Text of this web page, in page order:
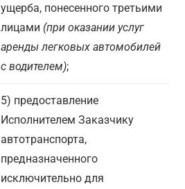
ущерба, понесенного третьими
лицами (при оказании услуг
аренды легковых автомобилей
с водителем);
5) предоставление
Исполнителем Заказчику
автотранспорта,
предназначенного
исключительно для